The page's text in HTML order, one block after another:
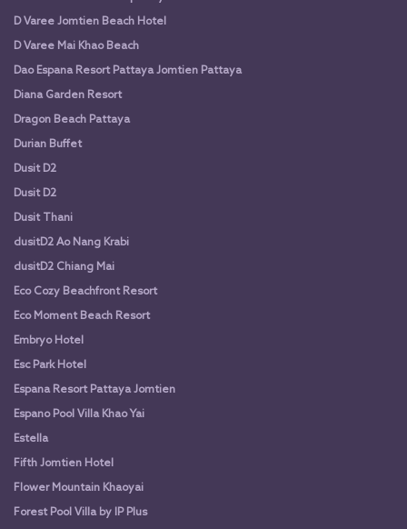
D Varee Jomtien Beach Hotel
D Varee Mai Khao Beach
Dao Espana Resort Pattaya Jomtien Pattaya
Diana Garden Resort
Dragon Beach Pattaya
Durian Buffet
Dusit D2
Dusit D2
Dusit Thani
dusitD2 Ao Nang Krabi
dusitD2 Chiang Mai
Eco Cozy Beachfront Resort
Eco Moment Beach Resort
Embryo Hotel
Esc Park Hotel
Espana Resort Pattaya Jomtien
Espano Pool Villa Khao Yai
Estella
Fifth Jomtien Hotel
Flower Mountain Khaoyai
Forest Pool Villa by IP Plus